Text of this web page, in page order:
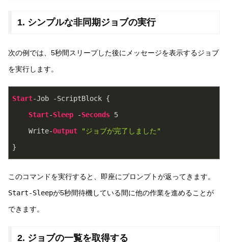
1. シンプルな非同期ジョブの実行
次の例では、5秒間スリープした後にメッセージを表示するジョブ
を実行します。
Start-Job -ScriptBlock {
Start-Sleep -Seconds 5
    Write-
Output
"ジョブが完了しました"
}
このコマンドを実行すると、即座にプロンプトが返ってきます。
Start-Sleepが5秒間待機している間に他の作業を進めることが
できます。
2. ジョブの一覧を取得する